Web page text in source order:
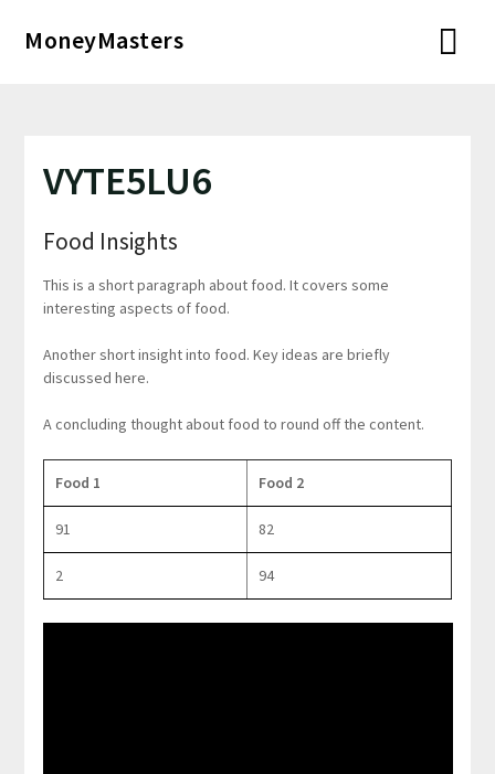
MoneyMasters
VYTE5LU6
Food Insights
This is a short paragraph about food. It covers some
interesting aspects of food.
Another short insight into food. Key ideas are briefly
discussed here.
A concluding thought about food to round off the content.
Food 1 Food 2
91 82
2 94